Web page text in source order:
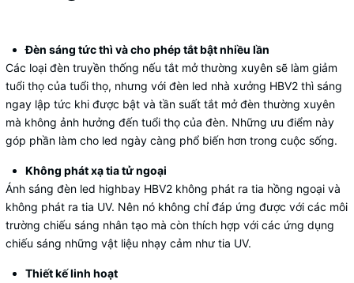
Đèn sáng tức thì và cho phép tắt bật nhiều lần
Các loại đèn truyền thống nếu tắt mở thường xuyên sẽ làm giảm
tuổi thọ của tuổi thọ, nhưng với đèn led nhà xưởng HBV2 thì sáng
ngay lập tức khi được bật và tần suất tắt mở đèn thường xuyên
mà không ảnh hưởng đến tuổi thọ của đèn. Những ưu điểm này
góp phần làm cho led ngày càng phổ biến hơn trong cuộc sống.
Không phát xạ tia tử ngoại
Ánh sáng đèn led highbay HBV2 không phát ra tia hồng ngoại và
không phát ra tia UV. Nên nó không chỉ đáp ứng được với các môi
trường chiếu sáng nhân tạo mà còn thích hợp với các ứng dụng
chiếu sáng những vật liệu nhạy cảm như tia UV.
Thiết kế linh hoạt